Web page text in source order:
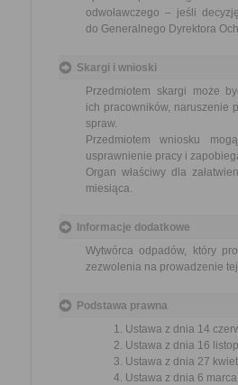
odwoławczego – jeśli
do Generalnego Dyrektora
Skargi i wnioski
Przedmiotem skargi może
ich pracowników, naruszenie
spraw.
Przedmiotem wniosku
usprawnienie pracy i
Organ właściwy dla
miesiąca.
Informacje dodatkowe
Wytwórca odpadów, który
zezwolenia na prowadzenie
Podstawa prawna
Ustawa z dnia 14
Ustawa z dnia 16
Ustawa z dnia 27
Ustawa z dnia 6